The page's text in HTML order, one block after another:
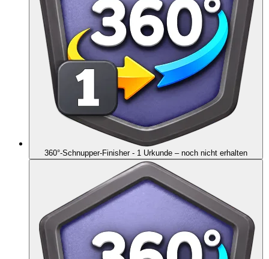
360°-Schnupper-Finisher - 1 Urkunde – noch nicht erhalten